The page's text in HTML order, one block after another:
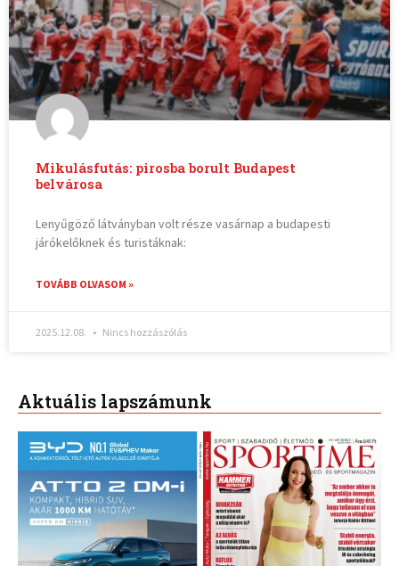
Mikulásfutás: pirosba borult Budapest
belvárosa
Lenyűgöző látványban volt része vasárnap a budapesti
járókelőknek és turistáknak:
TOVÁBB OLVASOM »
2025.12.08. Nincs hozzászólás
Aktuális lapszámunk